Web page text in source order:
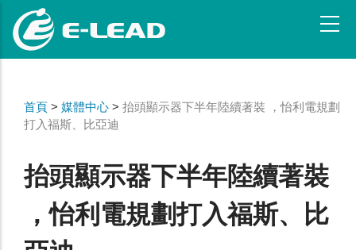
首頁 > 媒體中心 > 抬頭顯示器下半年陸續著裝 ，怡利電規劃
打入福斯、比亞迪
抬頭顯示器下半年陸續著裝
，怡利電規劃打入福斯、比